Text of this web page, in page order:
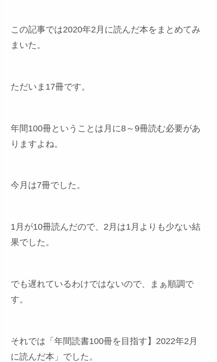
この記事では2020年2月に読んだ本をまとめてみ
まいた。
ただいま17冊です。
年間100冊ということは月に8～9冊読む必要があ
りますよね。
今月は7冊でした。
1月が10冊読んだので、2月は1月よりも少ない結
果でした。
でも遅れているわけではないので、まぁ順調で
す。
それでは「年間読書100冊を目指す】2022年2月
に読んだ本」でした。